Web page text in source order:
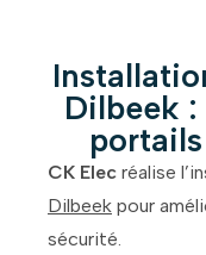
Dilbeek :
CK Elec réalise
Dilbeek pour
sécurité.